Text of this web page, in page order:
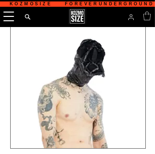
KOZMOSIZE    FOREVERUNDERGROUND